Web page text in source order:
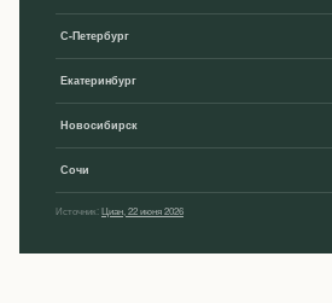
С-Петербург
Екатеринбург
Новосибирск
Сочи
Источник:Циан, 22 июня 2026